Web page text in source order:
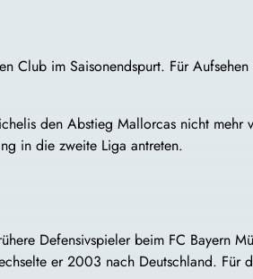
Club im Saisonendspurt. Für
den Abstieg Mallorcas nicht mehr
in die zweite Liga antreten.
Defensivspieler beim FC Bayern
er 2003 nach Deutschland. Für